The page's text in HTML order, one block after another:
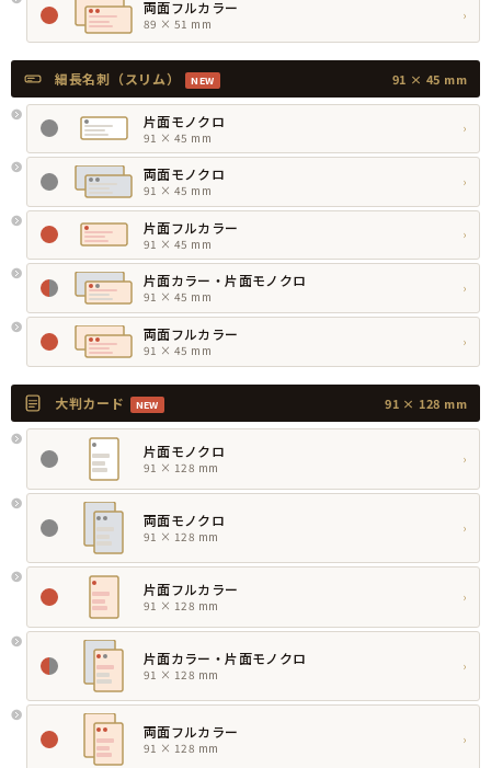
両面フルカラー
89 × 51 mm
›
細長名刺（スリム） NEW 91 × 45 mm
片面モノクロ
91 × 45 mm
›
両面モノクロ
91 × 45 mm
›
片面フルカラー
91 × 45 mm
›
片面カラー・片面モノクロ
91 × 45 mm
›
両面フルカラー
91 × 45 mm
›
大判カード NEW 91 × 128 mm
片面モノクロ
91 × 128 mm
›
両面モノクロ
91 × 128 mm
›
片面フルカラー
91 × 128 mm
›
片面カラー・片面モノクロ
91 × 128 mm
›
両面フルカラー
91 × 128 mm
›